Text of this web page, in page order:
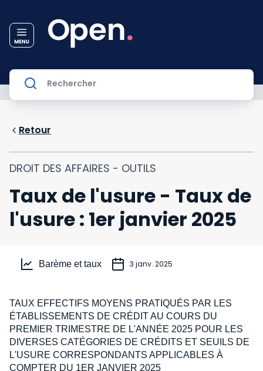
Retour
DROIT DES AFFAIRES - OUTILS
Taux de l'usure - Taux de
l'usure : 1er janvier 2025
Barème et taux 3 janv. 2025
TAUX EFFECTIFS MOYENS PRATIQUÉS PAR LES
ÉTABLISSEMENTS DE CRÉDIT AU COURS DU
PREMIER TRIMESTRE DE L'ANNÉE 2025 POUR LES
DIVERSES CATÉGORIES DE CRÉDITS ET SEUILS DE
L'USURE CORRESPONDANTS APPLICABLES À
COMPTER DU 1ER JANVIER 2025